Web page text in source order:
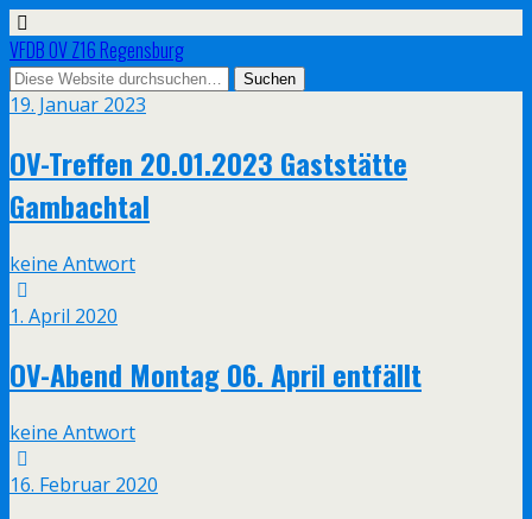
VFDB OV Z16 Regensburg
19. Januar 2023
OV-Treffen 20.01.2023 Gaststätte
Gambachtal
keine Antwort
1. April 2020
OV-Abend Montag 06. April entfällt
keine Antwort
16. Februar 2020